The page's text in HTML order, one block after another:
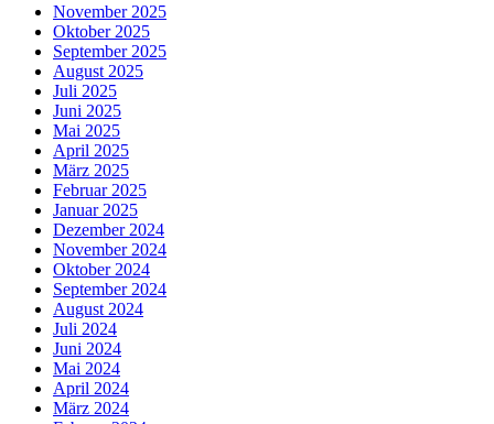
November 2025
Oktober 2025
September 2025
August 2025
Juli 2025
Juni 2025
Mai 2025
April 2025
März 2025
Februar 2025
Januar 2025
Dezember 2024
November 2024
Oktober 2024
September 2024
August 2024
Juli 2024
Juni 2024
Mai 2024
April 2024
März 2024